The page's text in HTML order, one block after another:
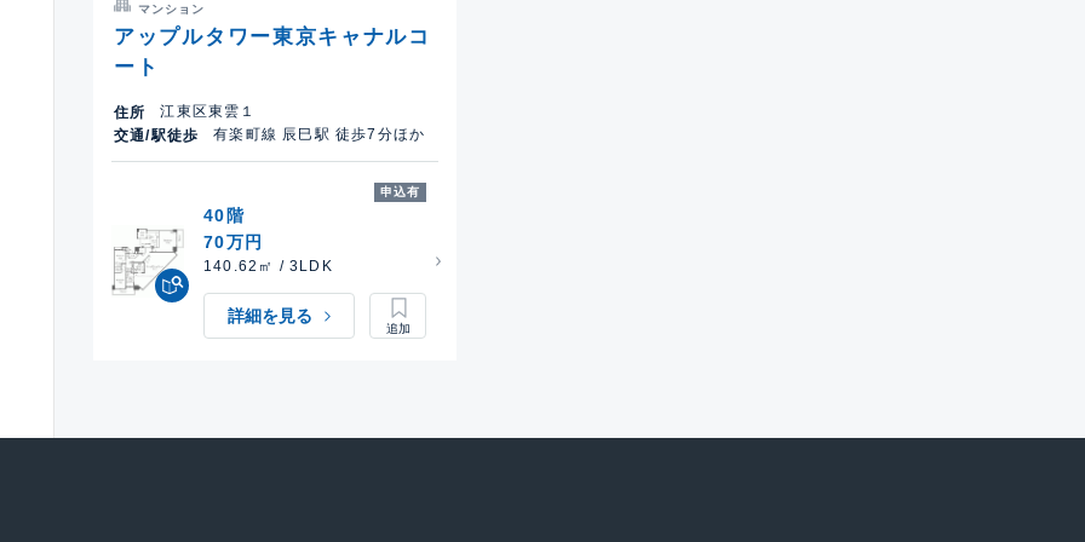
マンション
アップルタワー東京キャナルコ
ート
住所
江東区東雲１
交通/駅徒歩
有楽町線 辰巳駅 徒歩7分ほか
申込有
40階
70万円
140.62㎡ / 3LDK
詳細を見る